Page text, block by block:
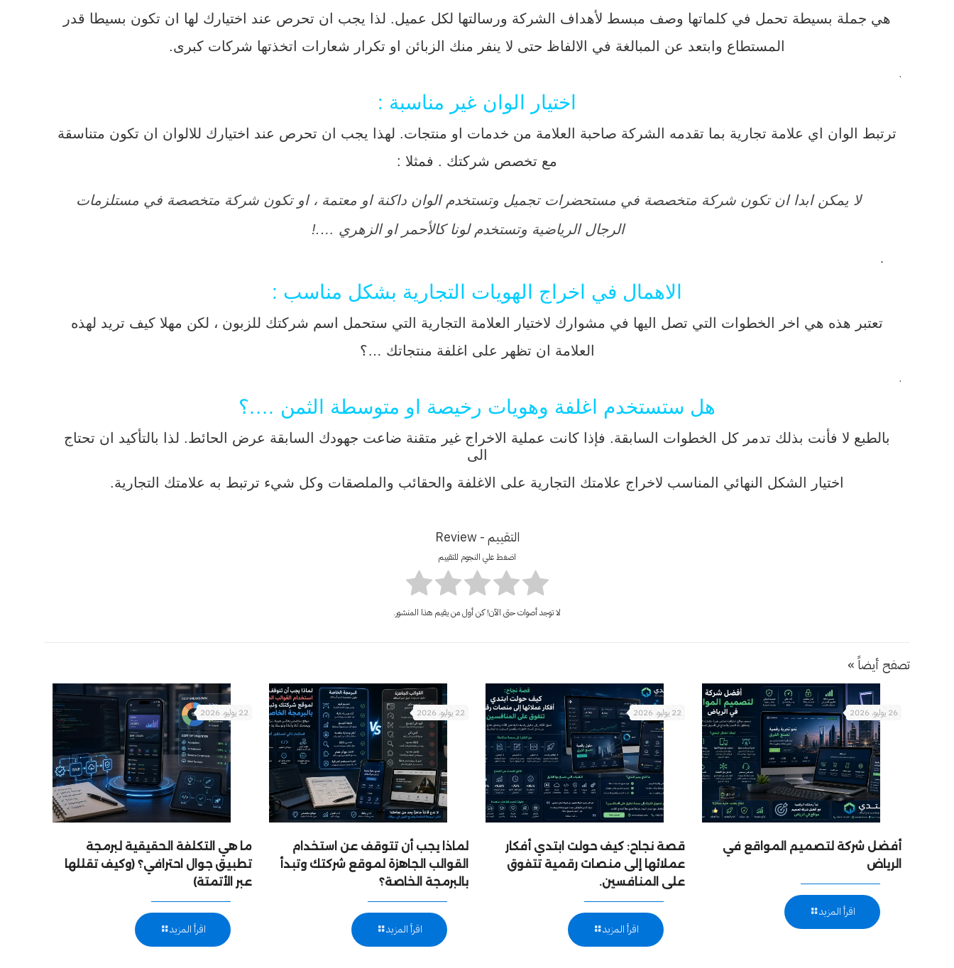
هي جملة بسيطة تحمل في كلماتها وصف مبسط لأهداف الشركة ورسالتها لكل عميل. لذا يجب ان تحرص عند اختيارك لها ان تكون بسيطا قدر
المستطاع وابتعد عن المبالغة في الالفاظ حتى لا ينفر منك الزبائن او تكرار شعارات اتخذتها شركات كبرى.
.
اختيار الوان غير مناسبة :
ترتبط الوان اي علامة تجارية بما تقدمه الشركة صاحبة العلامة من خدمات او منتجات. لهذا يجب ان تحرص عند اختيارك للالوان ان تكون متناسقة
مع تخصص شركتك . فمثلا :
لا يمكن ابدا ان تكون شركة متخصصة في مستحضرات تجميل وتستخدم الوان داكنة او معتمة ، او تكون شركة متخصصة في مستلزمات
الرجال الرياضية وتستخدم لونا كالأحمر او الزهري ….!
.
الاهمال في اخراج الهويات التجارية بشكل مناسب :
تعتبر هذه هي اخر الخطوات التي تصل اليها في مشوارك لاختيار العلامة التجارية التي ستحمل اسم شركتك للزبون ، لكن مهلا كيف تريد لهذه
العلامة ان تظهر على اغلفة منتجاتك …؟
.
هل ستستخدم اغلفة وهويات رخيصة او متوسطة الثمن ….؟
بالطبع لا فأنت بذلك تدمر كل الخطوات السابقة. فإذا كانت عملية الاخراج غير متقنة ضاعت جهودك السابقة عرض الحائط. لذا بالتأكيد ان تحتاج
الى
اختيار الشكل النهائي المناسب لاخراج علامتك التجارية على الاغلفة والحقائب والملصقات وكل شيء ترتبط به علامتك التجارية.
التقييم - Review
اضغط علي النجوم للتقييم
لا توجد أصوات حتى الآن! كن أول من يقيم هذا المنشور.
تصفح أيضاً »
26 يوليو، 2026
أفضل شركة لتصميم المواقع في
الرياض
اقرأ المزيد
22 يوليو، 2026
قصة نجاح: كيف حولت ابتدي أفكار
عملائها إلى منصات رقمية تتفوق
على المنافسين.
اقرأ المزيد
22 يوليو، 2026
لماذا يجب أن تتوقف عن استخدام
القوالب الجاهزة لموقع شركتك وتبدأ
بالبرمجة الخاصة؟
اقرأ المزيد
22 يوليو، 2026
ما هي التكلفة الحقيقية لبرمجة
تطبيق جوال احترافي؟ (وكيف تقللها
عبر الأتمتة)
اقرأ المزيد